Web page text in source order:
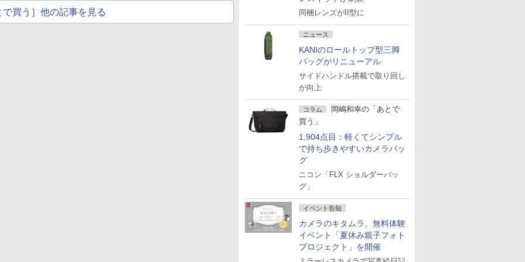
同梱レンズがII型に
ニュース
KANIのロールトップ型三脚
バッグがリニューアル
サイドハンドル搭載で取り回し
が向上
コラム
岡嶋和幸の「あとで
買う」
1,904点目：軽くてシンプル
で持ち歩きやすいカメラバッ
グ
ニコン「FLX ショルダーバッ
グ」
イベント告知
カメラのキタムラ、無料体験
イベント「夏休み親子フォト
プロジェクト」を開催
で買う］他の記事を見る